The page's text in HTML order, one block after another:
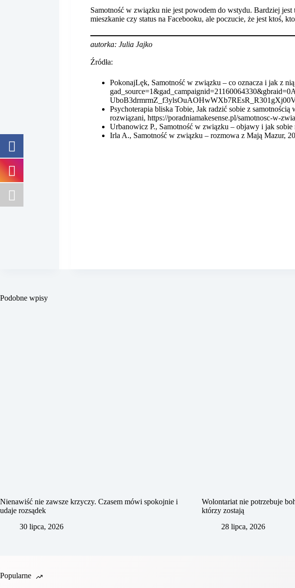
Samotność w związku nie jest powodem do wstydu. Bardziej
mieszkanie czy status na Facebooku, ale poczucie, że jest ktoś,
autorka: Julia Jajko
Źródła:
PokonajLęk, Samotność w związku – co oznacza i jak z
Psychoterapia bliska Tobie, Jak radzić sobie z
rozwiązani, https://poradniamakesense.pl/samotnosc-w-
Urbanowicz P., Samotność w związku – objawy i jak
Irla A., Samotność w związku – rozmowa z Mają Mazur,
Podobne wpisy
Nienawiść nie zawsze krzyczy. Czasem mówi spokojnie i
udaje rozsądek
30 lipca, 2026
Wolontariat nie potrzebuje
którzy zostają
28 lipca, 2026
Popularne